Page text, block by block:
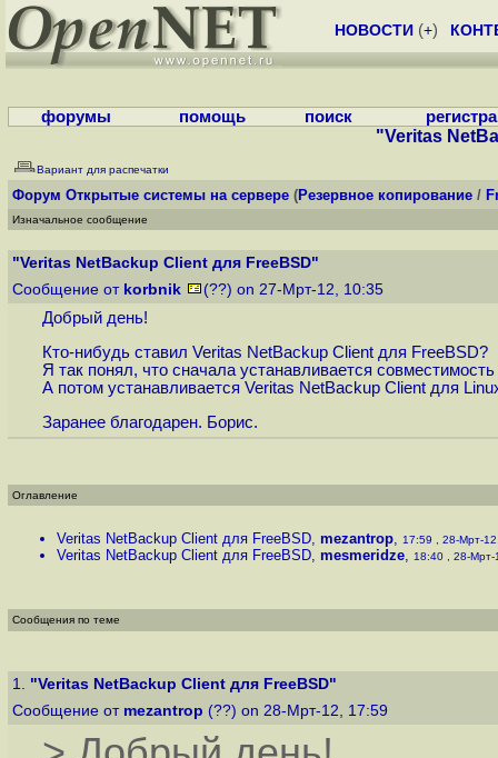
НОВОСТИ (+)
форумы помощь поиск
"Veritas
Вариант для распечатки
Форум Открытые системы на сервере (Резервное копирование /
Изначальное сообщение
"Veritas NetBackup Client для FreeBSD"
Сообщение от korbnik (??) on 27-Мрт-12, 10:35
Добрый день!
Кто-нибудь ставил Veritas NetBackup Client для FreeBSD?
Я так понял, что сначала устанавливается
А потом устанавливается Veritas NetBackup Client для
Заранее благодарен. Борис.
Оглавление
Veritas NetBackup Client для FreeBSD, mezantrop, 17:59 , 28-Мрт-
Veritas NetBackup Client для FreeBSD, mesmeridze, 18:40 , 28-Мрт-
Сообщения по теме
1. "Veritas NetBackup Client для FreeBSD"
Сообщение от mezantrop (??) on 28-Мрт-12, 17:59